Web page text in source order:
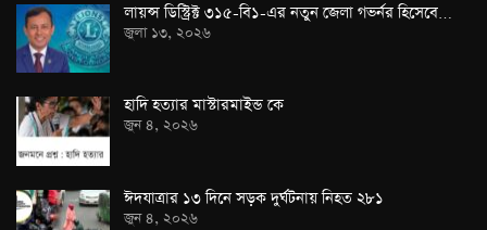
লায়ন্স ডিস্ট্রিক্ট ৩১৫-বি১-এর নতুন জেলা গভর্নর হিসেবে…
জুলা ১৩, ২০২৬
হাদি হত্যার মাস্টারমাইন্ড কে
জুন ৪, ২০২৬
ঈদযাত্রার ১৩ দিনে সড়ক দুর্ঘটনায় নিহত ২৮১
জুন ৪, ২০২৬